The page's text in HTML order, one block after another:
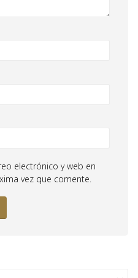
electrónico y web en
vez que comente.